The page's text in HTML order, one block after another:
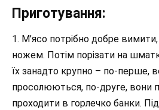
Приготування:
1. М’ясо потрібно добре
ножем. Потім порізати на
їх занадто крупно – по-перше,
просолюються, по-друге, вони
проходити в горлечко банки.